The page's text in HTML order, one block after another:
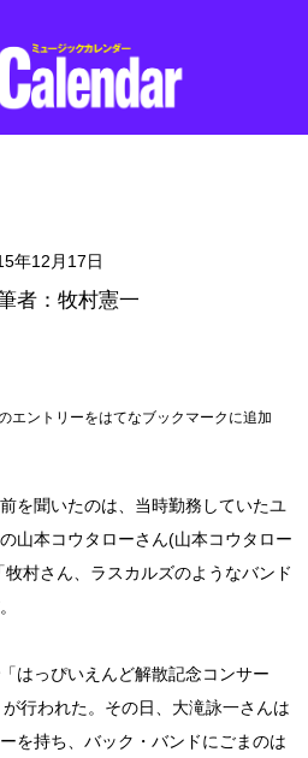
年12月17日
者：牧村憲一
を聞いたのは、当時勤務していたユ
山本コウタローさん(山本コウタロー
村さん、ラスカルズのようなバンド
はっぴいえんど解散記念コンサー
行われた。その日、大滝詠一さんは
を持ち、バック・バンドにごまのは